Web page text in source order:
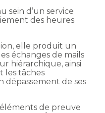
sein d’un service
des heures
elle produit un
échanges de mails
hiérarchique, ainsi
les tâches
dépassement de ses
de preuve